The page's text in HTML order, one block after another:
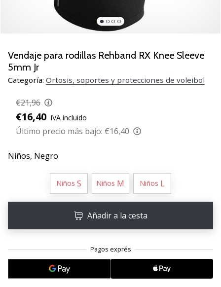
Navidad
para
jugadores
de
¡Nuestros
consejos
te
ayudarán
elegir
Encuentra…
•
2 min. de lectura
¡Conviértete
Vendaje para rodillas Rehband RX Knee Sleeve
5mm Jr
Categoría: Ortosis, soportes y protecciones de voleibol
€21,96
€16,40 IVA incluido
Último precio más bajo: €16,40
Niños, Negro
Niños S Niños M Niños L
Añadir a la cesta